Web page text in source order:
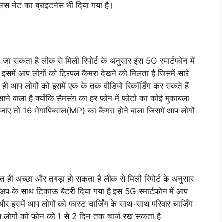
नेट का ब्राइटनेस भी दिया गया है।
सकता है लीक से मिली रिपोर्ट के अनुसार इस 5G स्मार्टफोन में
आप लोगों को ट्रिपल कैमरा देखने को मिलता है जिसमें सारे
आप लोगों को इसमें एक के तक वीडियो रिकॉर्डिंग कर सकते हैं
वाला है क्योंकि सैमसंग का हर फोन में फोटो का कोई मुकाबला
तो 16 मेगापिक्सल(MP) का कैमरा होने वाला जिसमें आप लोगों
ही अच्छा और तगड़ा हो सकता है लीक से मिली रिपोर्ट के अनुसार
के साथ टिकाऊ बैटरी दिया गया है इस 5G स्मार्टफोन में आप
आप लोगों को फास्ट चार्जिंग के साथ-साथ परिवार चार्जिंग
लोगों को फोन को 1 से 2 दिन तक चार्ज रख सकता है